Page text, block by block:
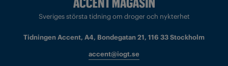
Sveriges största tidning om droger och nykterhet
Tidningen Accent, A4, Bondegatan 21, 116 33 Stockholm
accent@iogt.se